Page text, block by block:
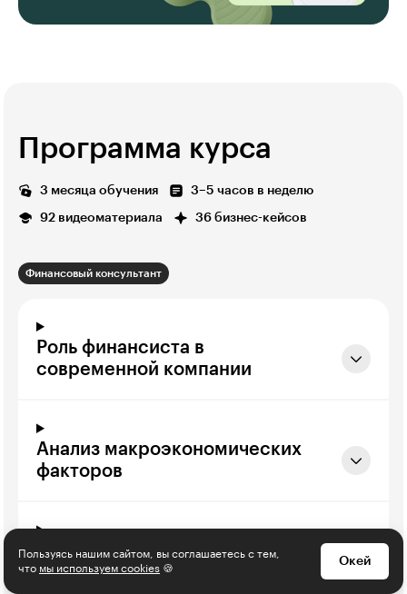
Программа курса
3 месяца обучения 3–5 часов в неделю
92 видеоматериала 36 бизнес-кейсов
Финансовый консультант
Роль финансиста в
современной компании
Анализ макроэкономических
факторов
Анализ рынка
Пользуясь нашим сайтом, вы соглашаетесь с тем,
что мы используем cookies 🍪
Окей